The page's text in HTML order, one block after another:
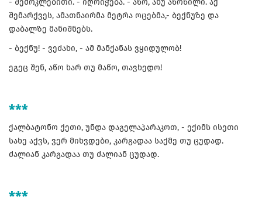
შემარქვეს, ამათნაირმა მეტრა ოცებმა,- ბექნუზე და
დაბალზე მანიშნებს.
- ბექნუ! - ვეძახი, - ამ მანქანას ვყიდულობ!
ეგეც შენ, აწო ხარ თუ მაწო, თავხედო!
***
ქალბატონო ქეთი, უნდა დაგელაპარაკოთ, - ექიმს ისეთი
სახე აქვს, ვერ მიხვდები, კარგადაა საქმე თუ ცუდად.
ძალიან კარგადაა თუ ძალიან ცუდად.
***